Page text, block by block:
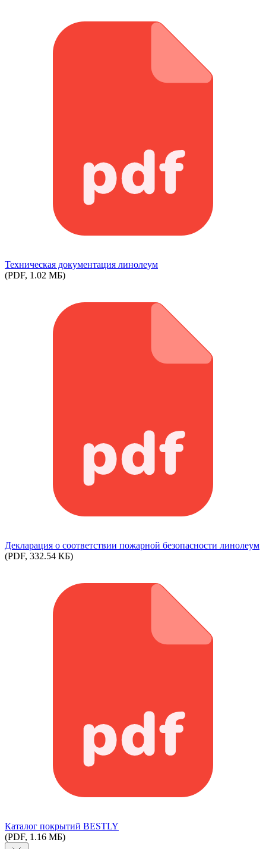
Техническая документация линолеум
(PDF, 1.02 МБ)
Декларация о соответствии пожарной безопасности линолеум
(PDF, 332.54 КБ)
Каталог покрытий BESTLY
(PDF, 1.16 МБ)